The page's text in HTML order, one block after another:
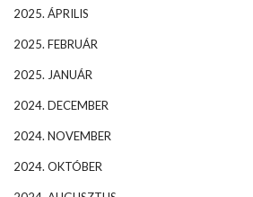
2025. ÁPRILIS
2025. FEBRUÁR
2025. JANUÁR
2024. DECEMBER
2024. NOVEMBER
2024. OKTÓBER